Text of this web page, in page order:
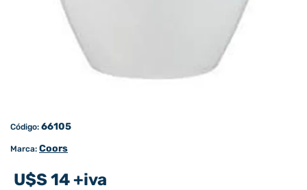
Código: 66105
Marca: Coors
U$S 14 +iva